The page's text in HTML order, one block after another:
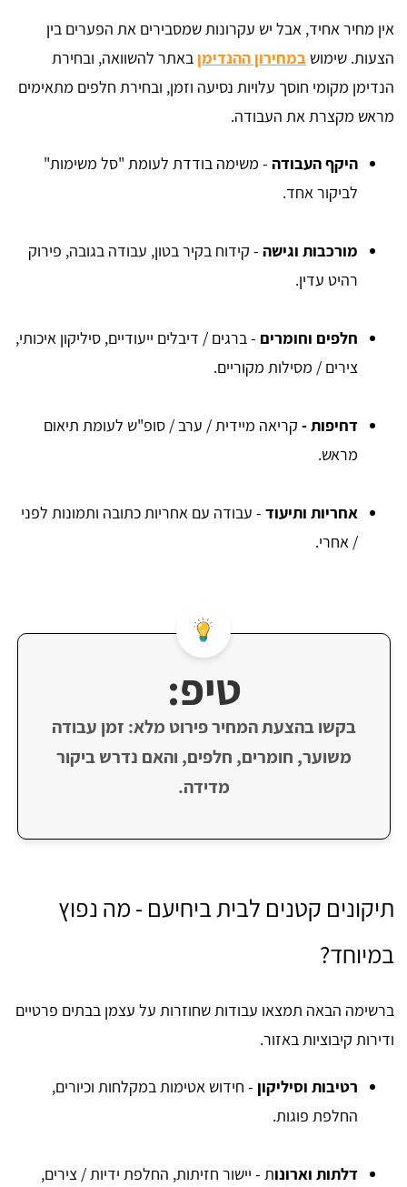
אין מחיר אחיד, אבל יש עקרונות שמסבירים את הפערים בין
הצעות. שימוש במחירון ההנדימן באתר להשוואה, ובחירת
הנדימן מקומי חוסך עלויות נסיעה וזמן, ובחירת חלפים מתאימים
מראש מקצרת את העבודה.
היקף העבודה - משימה בודדת לעומת "סל משימות"
לביקור אחד.
מורכבות וגישה - קידוח בקיר בטון, עבודה בגובה, פירוק
רהיט עדין.
חלפים וחומרים - ברגים / דיבלים ייעודיים, סיליקון איכותי,
צירים / מסילות מקוריים.
דחיפות - קריאה מיידית / ערב / סופ"ש לעומת תיאום
מראש.
אחריות ותיעוד - עבודה עם אחריות כתובה ותמונות לפני
/ אחרי.
טיפ:
בקשו בהצעת המחיר פירוט מלא: זמן עבודה
משוער, חומרים, חלפים, והאם נדרש ביקור
מדידה.
תיקונים קטנים לבית ביחיעם - מה נפוץ
במיוחד?
ברשימה הבאה תמצאו עבודות שחוזרות על עצמן בבתים פרטיים
ודירות קיבוציות באזור.
רטיבות וסיליקון - חידוש אטימות במקלחות וכיורים,
החלפת פוגות.
דלתות וארונות - יישור חזיתות, החלפת ידיות / צירים,